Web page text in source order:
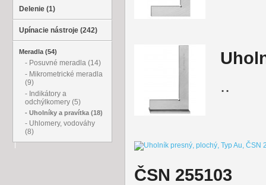
Delenie (1)
Upínacie nástroje (242)
Meradla (54)
- Posuvné meradla (14)
- Mikrometrické meradla
(9)
- Indikátory a
odchýlkomery (5)
- Uholníky a pravítka (18)
- Uhlomery, vodováhy
(8)
..
ČSN 255103